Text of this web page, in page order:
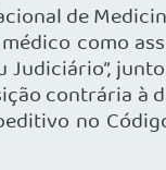
de
como
contrária à
no